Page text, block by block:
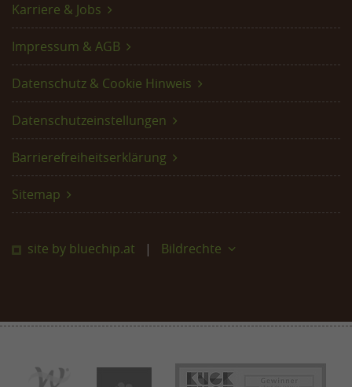
Karriere & Jobs
Impressum & AGB
Datenschutz & Cookie Hinweis
Datenschutzeinstellungen
Barrierefreiheitserklärung
Sitemap
site by bluechip.at Bildrechte